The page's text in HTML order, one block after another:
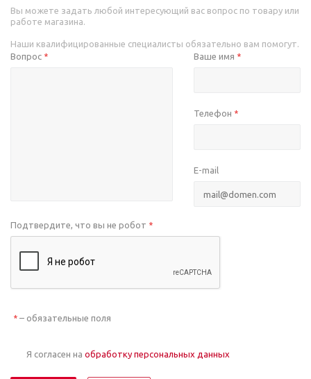
Вы можете задать любой интересующий вас вопрос по товару или
работе магазина.
Наши квалифицированные специалисты обязательно вам помогут.
Вопрос * Ваше имя *
Телефон *
E-mail
Подтвердите, что вы не робот *
* – обязательные поля
Я согласен на обработку персональных данных